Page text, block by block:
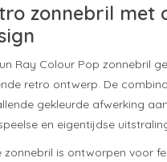
zonnebril met
Ray Colour Pop zonnebril
retro ontwerp. De
gekleurde afwerking
en eigentijdse
zonnebril is ontworpen voor